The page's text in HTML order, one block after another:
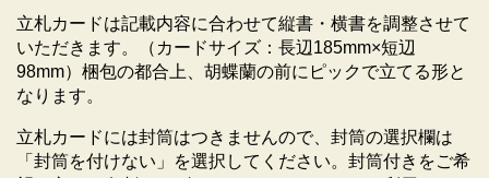
立札カードは記載内容に合わせて縦書・横書を調整させて
いただきます。（カードサイズ：長辺185mm×短辺
98mm）梱包の都合上、胡蝶蘭の前にピックで立てる形と
なります。
立札カードには封筒はつきませんので、封筒の選択欄は
「封筒を付けない」を選択してください。封筒付きをご希